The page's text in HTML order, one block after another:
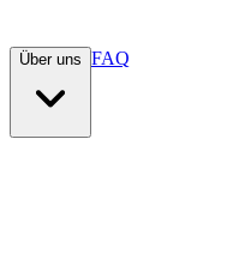
Über uns FAQ